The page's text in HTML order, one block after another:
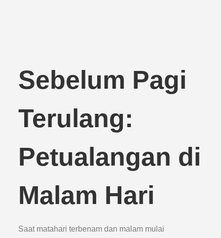
Sebelum Pagi
Terulang:
Petualangan di
Malam Hari
Saat matahari terbenam dan malam mulai